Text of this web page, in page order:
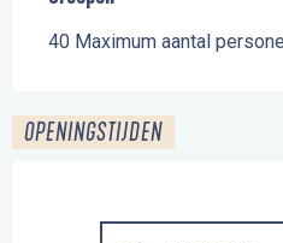
40 Maximum aantal
OPENINGSTIJDEN